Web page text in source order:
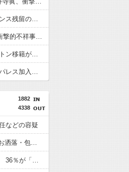
フランス人「欲張りすぎだ」中村敬斗、ランス残留の可能性を会長が示唆！移籍金が交渉の壁に..現地サポの本音がこれ！【海外の反応】
外国人「2002年W杯は?」韓国サッカーに衝撃的不祥事！W杯予選でレフリーへの性的接待発覚！海外騒然！【海外の反応】
英国人「獲得してくれ」上田綺世、ブライトン移籍が浮上！三笘薫との日本代表ホットライン実現!?現地サポ大興奮！「勘弁してくれ」と危惧される懸念点とは!?【海外の反応】
英国人「ようこそ」冨安健洋、クリスタルパレス加入が決定的に！メディカル検査をパス！現地サポが歓迎！アーセナルファンも祝福！【海外の反応】
1882
4338
などの容疑
板倉滉は「めっちゃモテる」 年収7億円・お洒落・包容力…超愛される日本代表
サッカー王国ブラジルで進むサッカー離れ 36％が「関心なし」